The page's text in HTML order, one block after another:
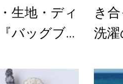
生地・ディ
バッグブ...
き
洗